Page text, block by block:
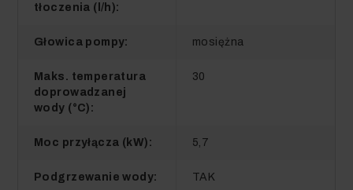
tłoczenia (l/h):
Głowica pompy: mosiężna
Maks. temperatura
doprowadzanej
wody (°C):
30
Moc przyłącza (kW): 5,7
Podgrzewanie wody: TAK